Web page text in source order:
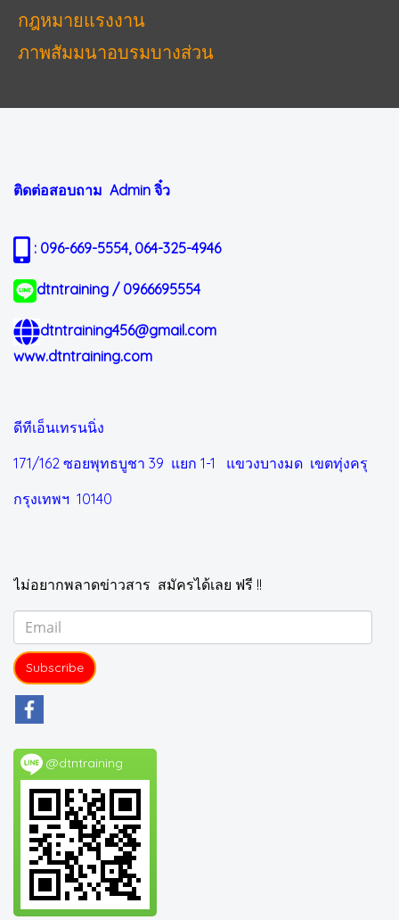
กฎหมายแรงงาน
ภาพสัมมนาอบรมบางส่วน
ติดต่อสอบถาม Admin จิ๋ว
: 096-669-5554, 064-325-4946
dtntraining / 0966695554
dtntraining456@gmail.com
www.dtntraining.com
ดีทีเอ็นเทรนนิ่ง
171/162 ซอยพุทธบูชา 39 แยก 1-1 แขวงบางมด เขตทุ่งครุ
กรุงเทพฯ 10140
ไม่อยากพลาดข่าวสาร สมัครได้เลย ฟรี !!
Subscribe
@dtntraining